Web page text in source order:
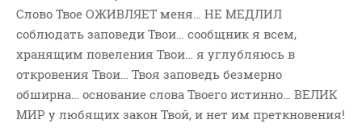
ГЛАВНАЯ
МОИ КНИГИ
СЛОВО-АУДИО
СЛОВО-ВИДЕО
ВОПРОСЫ ПАСТОРУ
Слово Твое ОЖИВЛЯЕТ меня… НЕ МЕДЛИЛ
соблюдать заповеди Твои… сообщник я всем,
хранящим повеления Твои… я углубляюсь в
откровения Твои… Твоя заповедь безмерно
обширна… основание слова Твоего истинно… ВЕЛИК
МИР у любящих закон Твой, и нет им преткновения!